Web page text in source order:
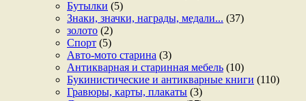
Бутылки (5)
Знаки, значки, награды, медали... (37)
золото (2)
Спорт (5)
Авто-мото старина (3)
Антикварная и старинная мебель (10)
Букинистические и антикварные книги (110)
Гравюры, карты, плакаты (3)